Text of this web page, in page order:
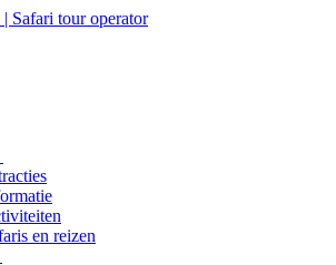
en reizen